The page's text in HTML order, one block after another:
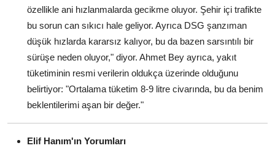
özellikle ani hızlanmalarda gecikme oluyor. Şehir içi trafikte
bu sorun can sıkıcı hale geliyor. Ayrıca DSG şanzıman
düşük hızlarda kararsız kalıyor, bu da bazen sarsıntılı bir
sürüşe neden oluyor," diyor. Ahmet Bey ayrıca, yakıt
tüketiminin resmi verilerin oldukça üzerinde olduğunu
belirtiyor: "Ortalama tüketim 8-9 litre civarında, bu da benim
beklentilerimi aşan bir değer."
Elif Hanım'ın Yorumları